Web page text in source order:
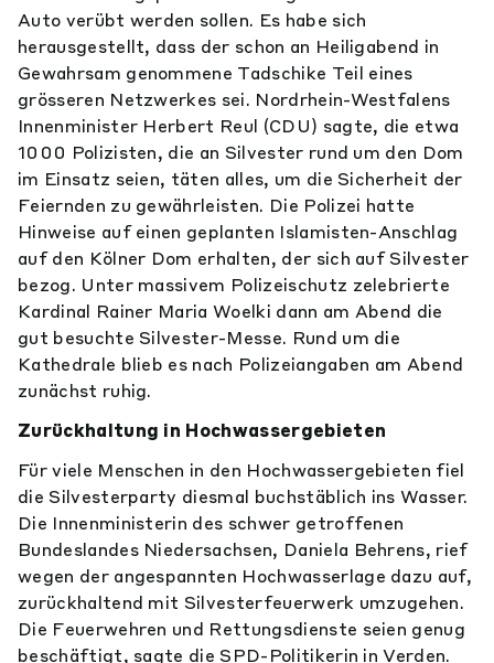
Auto verübt werden sollen. Es habe sich
herausgestellt, dass der schon an Heiligabend in
Gewahrsam genommene Tadschike Teil eines
grösseren Netzwerkes sei. Nordrhein-Westfalens
Innenminister Herbert Reul (CDU) sagte, die etwa
1000 Polizisten, die an Silvester rund um den Dom
im Einsatz seien, täten alles, um die Sicherheit der
Feiernden zu gewährleisten. Die Polizei hatte
Hinweise auf einen geplanten Islamisten-Anschlag
auf den Kölner Dom erhalten, der sich auf Silvester
bezog. Unter massivem Polizeischutz zelebrierte
Kardinal Rainer Maria Woelki dann am Abend die
gut besuchte Silvester-Messe. Rund um die
Kathedrale blieb es nach Polizeiangaben am Abend
zunächst ruhig.
Zurückhaltung in Hochwassergebieten
Für viele Menschen in den Hochwassergebieten fiel
die Silvesterparty diesmal buchstäblich ins Wasser.
Die Innenministerin des schwer getroffenen
Bundeslandes Niedersachsen, Daniela Behrens, rief
wegen der angespannten Hochwasserlage dazu auf,
zurückhaltend mit Silvesterfeuerwerk umzugehen.
Die Feuerwehren und Rettungsdienste seien genug
beschäftigt, sagte die SPD-Politikerin in Verden.